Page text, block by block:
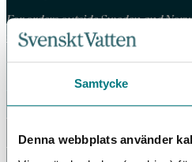
Samtycke
Denna webbplats använder
For orders outside Sweden and
vattenbokhandeln@exacta.se
Vattenbokhandeln ägs och drivs av
Vi behandlar dina personuppgifter